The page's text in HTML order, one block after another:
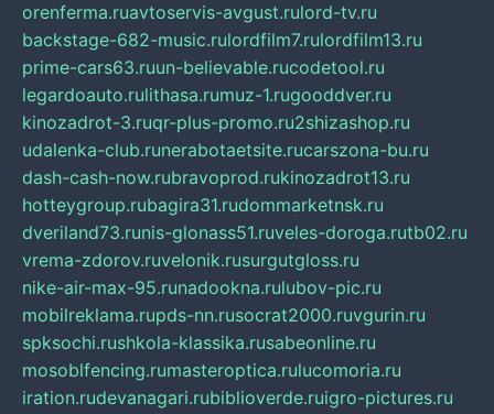
orenferma.ruavtoservis-avgust.rulord-tv.ru
backstage-682-music.rulordfilm7.rulordfilm13.ru
prime-cars63.ruun-believable.rucodetool.ru
legardoauto.rulithasa.rumuz-1.rugooddver.ru
kinozadrot-3.ruqr-plus-promo.ru2shizashop.ru
udalenka-club.runerabotaetsite.rucarszona-bu.ru
dash-cash-now.rubravoprod.rukinozadrot13.ru
hotteygroup.rubagira31.rudommarketnsk.ru
dveriland73.runis-glonass51.ruveles-doroga.rutb02.ru
vrema-zdorov.ruvelonik.rusurgutgloss.ru
nike-air-max-95.runadookna.rulubov-pic.ru
mobilreklama.rupds-nn.rusocrat2000.ruvgurin.ru
spksochi.rushkola-klassika.rusabeonline.ru
mosoblfencing.rumasteroptica.rulucomoria.ru
iration.rudevanagari.rubiblioverde.ruigro-pictures.ru